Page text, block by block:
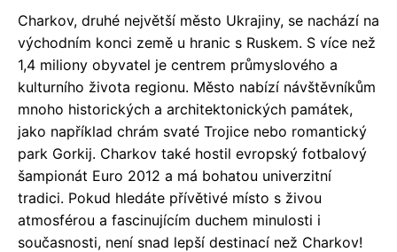
Charkov, druhé největší město Ukrajiny, se nachází na
východním konci země u hranic s Ruskem. S více než
1,4 miliony obyvatel je centrem průmyslového a
kulturního života regionu. Město nabízí návštěvníkům
mnoho historických a architektonických památek,
jako například chrám svaté Trojice nebo romantický
park Gorkij. Charkov také hostil evropský fotbalový
šampionát Euro 2012 a má bohatou univerzitní
tradici. Pokud hledáte přívětivé místo s živou
atmosférou a fascinujícím duchem minulosti i
současnosti, není snad lepší destinací než Charkov!